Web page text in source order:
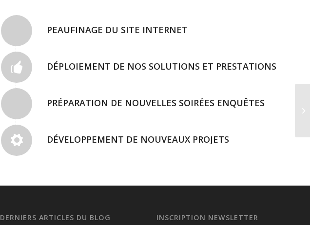
PEAUFINAGE DU SITE INTERNET
DÉPLOIEMENT DE NOS SOLUTIONS ET PRESTATIONS
PRÉPARATION DE NOUVELLES SOIRÉES ENQUÊTES
DÉVELOPPEMENT DE NOUVEAUX PROJETS
DERNIERS ARTICLES DU BLOG INSCRIPTION NEWSLETTER